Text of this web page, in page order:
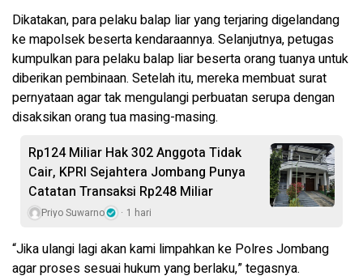
Dikatakan, para pelaku balap liar yang terjaring digelandang
ke mapolsek beserta kendaraannya. Selanjutnya, petugas
kumpulkan para pelaku balap liar beserta orang tuanya untuk
diberikan pembinaan. Setelah itu, mereka membuat surat
pernyataan agar tak mengulangi perbuatan serupa dengan
disaksikan orang tua masing-masing.
Rp124 Miliar Hak 302 Anggota Tidak
Cair, KPRI Sejahtera Jombang Punya
Catatan Transaksi Rp248 Miliar
Priyo Suwarno 1 hari
“Jika ulangi lagi akan kami limpahkan ke Polres Jombang
agar proses sesuai hukum yang berlaku,” tegasnya.